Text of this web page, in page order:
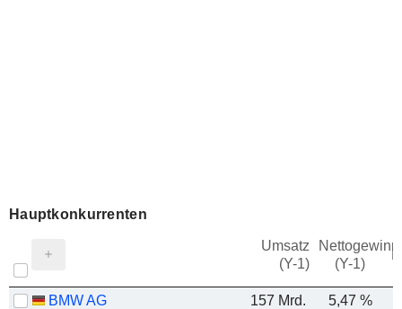
Hauptkonkurrenten
Umsatz
(Y-1)
Nettogewinn
(Y-1)
BMW AG 157 Mrd. 5,47 %